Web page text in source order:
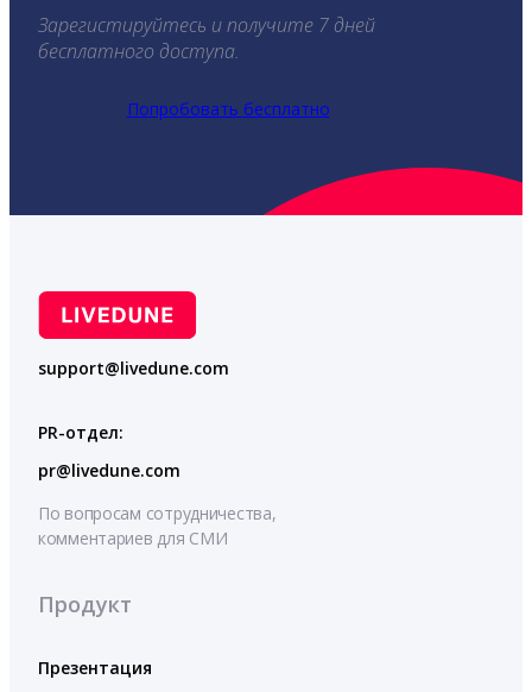
Зарегистируйтесь и получите 7 дней
бесплатного доступа.
Попробовать бесплатно
support@livedune.com
PR-отдел:
pr@livedune.com
По вопросам сотрудничества,
комментариев для СМИ
Продукт
Презентация